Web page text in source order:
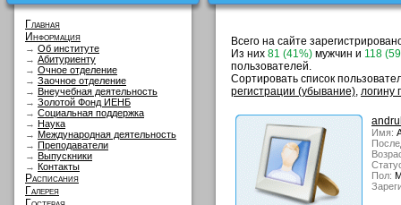
Главная
Информация
→ Об институте
→ Абитуриенту
→ Очное отделение
→ Заочное отделение
→ Внеучебная деятельность
→ Золотой Фонд ИЕНБ
→ Социальная поддержка
→ Наука
→ Международная деятельность
→ Преподаватели
→ Выпускники
→ Контакты
Расписания
Галерея
Всего на сайте
Из них 81 (41%) мужчин и 118
пользователей.
Сортировать список
регистрации (убывание), логину
Имя:
Пол: